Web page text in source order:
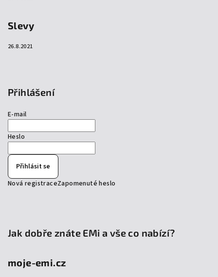
Slevy
26.8.2021
Přihlášení
E-mail
Heslo
Přihlásit se
Nová registraceZapomenuté heslo
Jak dobře znáte EMi a vše co nabízí?
moje-emi.cz